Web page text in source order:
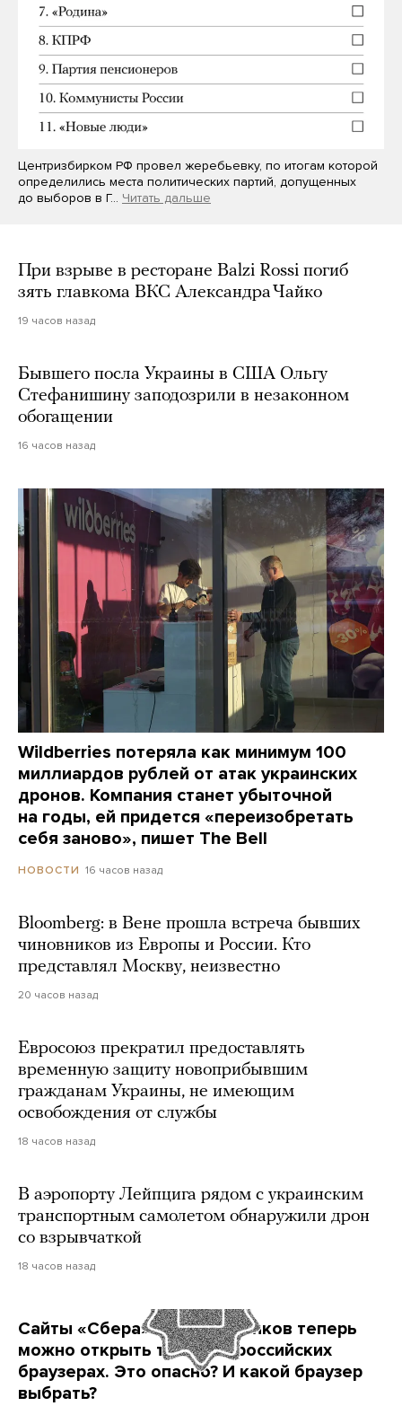
Центризбирком РФ провел жеребьевку, по итогам которой
определились места политических партий, допущенных
до выборов в Г… Читать дальше
При взрыве в ресторане Balzi Rossi погиб
зять главкома ВКС Александра Чайко
19 часов назад
Бывшего посла Украины в США Ольгу
Стефанишину заподозрили в незаконном
обогащении
16 часов назад
Wildberries потеряла как минимум 100
миллиардов рублей от атак украинских
дронов. Компания станет убыточной
на годы, ей придется «переизобретать
себя заново», пишет The Bell
НОВОСТИ 16 часов назад
Bloomberg: в Вене прошла встреча бывших
чиновников из Европы и России. Кто
представлял Москву, неизвестно
20 часов назад
Евросоюз прекратил предоставлять
временную защиту новоприбывшим
гражданам Украины, не имеющим
освобождения от службы
18 часов назад
В аэропорту Лейпцига рядом с украинским
транспортным самолетом обнаружили дрон
со взрывчаткой
18 часов назад
Сайты «Сбера» и других банков теперь
можно открыть только в российских
браузерах. Это опасно? И какой браузер
выбрать?